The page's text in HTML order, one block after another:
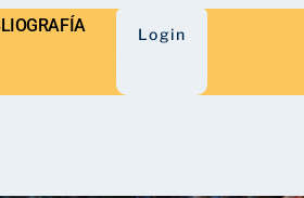
Login